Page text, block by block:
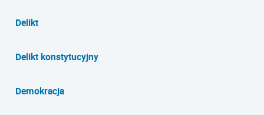
Delikt
Delikt konstytucyjny
Demokracja